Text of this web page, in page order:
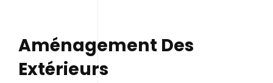
Aménagement Des
Extérieurs